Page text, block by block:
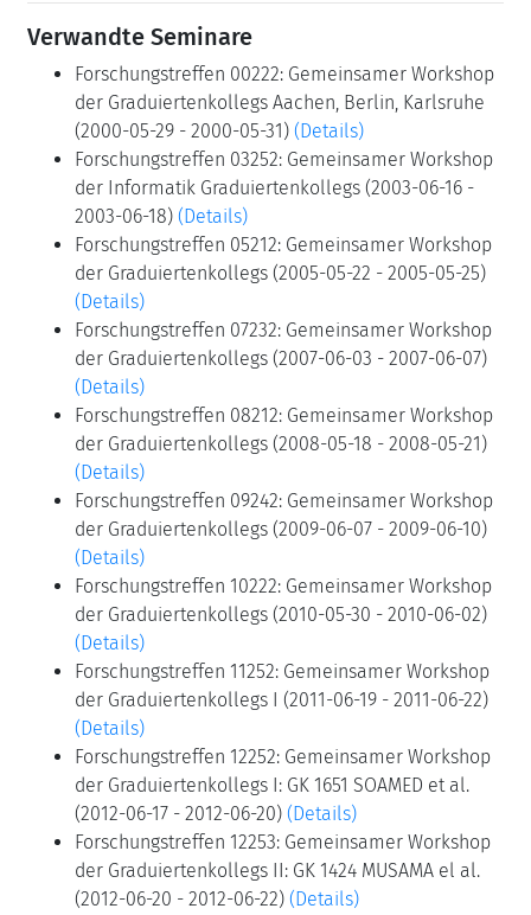
Verwandte Seminare
Forschungstreffen 00222: Gemeinsamer Workshop
der Graduiertenkollegs Aachen, Berlin, Karlsruhe
(2000-05-29 - 2000-05-31) (Details)
Forschungstreffen 03252: Gemeinsamer Workshop
der Informatik Graduiertenkollegs (2003-06-16 -
2003-06-18) (Details)
Forschungstreffen 05212: Gemeinsamer Workshop
der Graduiertenkollegs (2005-05-22 - 2005-05-25)
(Details)
Forschungstreffen 07232: Gemeinsamer Workshop
der Graduiertenkollegs (2007-06-03 - 2007-06-07)
(Details)
Forschungstreffen 08212: Gemeinsamer Workshop
der Graduiertenkollegs (2008-05-18 - 2008-05-21)
(Details)
Forschungstreffen 09242: Gemeinsamer Workshop
der Graduiertenkollegs (2009-06-07 - 2009-06-10)
(Details)
Forschungstreffen 10222: Gemeinsamer Workshop
der Graduiertenkollegs (2010-05-30 - 2010-06-02)
(Details)
Forschungstreffen 11252: Gemeinsamer Workshop
der Graduiertenkollegs I (2011-06-19 - 2011-06-22)
(Details)
Forschungstreffen 12252: Gemeinsamer Workshop
der Graduiertenkollegs I: GK 1651 SOAMED et al.
(2012-06-17 - 2012-06-20) (Details)
Forschungstreffen 12253: Gemeinsamer Workshop
der Graduiertenkollegs II: GK 1424 MUSAMA el al.
(2012-06-20 - 2012-06-22) (Details)